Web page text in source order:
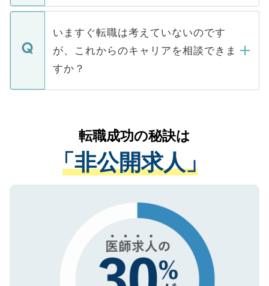
関を公にしてしまうと、応募が殺到する場
に、医療機関が求める条件に合った人材の
みを人材紹介会社に依頼するケースが増え
ています。
定を承諾する必要はありません。内定先へ
の辞退の連絡はキャリアパートナーが行い
個人情報が漏えいすることはありませんの
で、ご安心ください。当サイトからの登録
などで収集したご登録者様の個人情報は、
ご本人のキャリアアップおよび転職活動の
支援を目的に使用いたします。お預かりし
ているすべての個人データはご本人の許可
は、個人情報の取り扱いについての厳密な
管理基準を満たした事業者のみに付与され
る、プライバシーマークを取得済みです。
で、機密保持に関してもご安心ください。
いますぐ転職は考えていないのです
が、これからのキャリアを相談できま
すか？
かがいして、現在の医療機関の状況や紹介
経験をまじえながら、適切なアドバイスを
させていただきます。すぐにご転職をされ
ない方には、長期的なサポートが可能です
ので、まずはご登録ください。
転職成功の秘訣は
「非公開求人」